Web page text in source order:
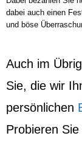
dabei auch einen
und böse
Auch im
Sie, die wir
persönlichen
Probieren